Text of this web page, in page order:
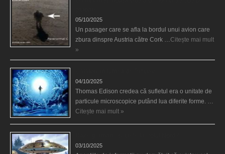
05/10/2025
Un pasager care se afla la bordul unui avion care
zbura dinspre Austria către Cork …Citește mai mult
»
04/10/2025
Thomas Edison credea că sufletul era o unitate de
particule microscopice putând lua diferite forme. …
Citește mai mult »
03/10/2025